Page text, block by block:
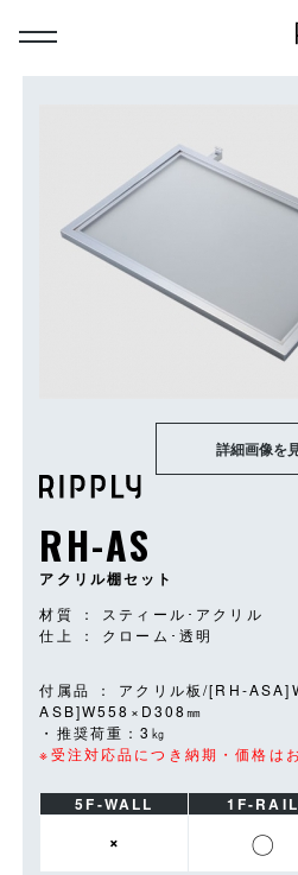
詳細画像を
RH-AS
アクリル棚セット
材質 ： スティール･アクリル
仕上 ： クローム･透明
付属品 ： アクリル板/[RH-
ASB]W558×D308㎜
・推奨荷重：3㎏
※受注対応品につき納期・価格は
5F-WALL 1F-RAIL
× 〇